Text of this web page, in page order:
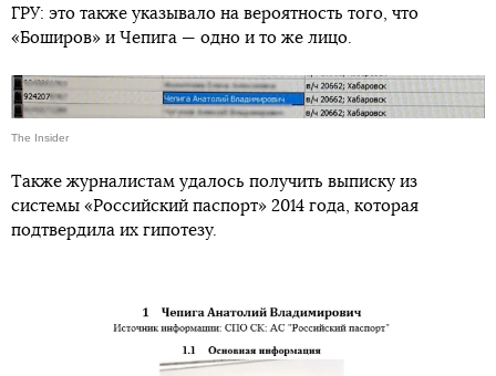
ГРУ: это также указывало на вероятность того, что
«Боширов» и Чепига — одно и то же лицо.
The Insider
Также журналистам удалось получить выписку из
системы «Российский паспорт» 2014 года, которая
подтвердила их гипотезу.